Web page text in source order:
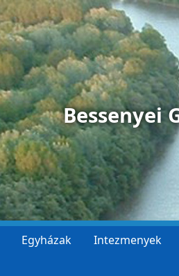
Bessenyei
Egyházak Intezmenyek